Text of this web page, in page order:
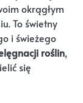
okrągłym
To świetny
i świeżego
roślin,
się